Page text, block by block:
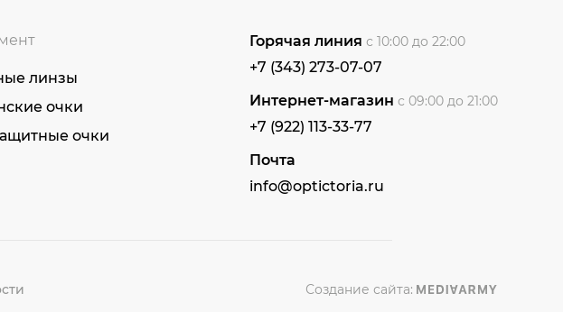
линзы
очки
очки
Горячая линия с 10:00 до 22:00
+7 (343) 273-07-07
Интернет-магазин с 09:00 до 21:00
+7 (922) 113-33-77
Почта
info@optictoria.ru
Создание сайта: